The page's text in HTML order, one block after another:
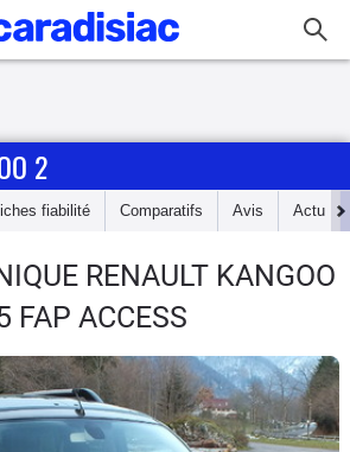
2
fiabilité Comparatifs Avis Actu
RENAULT KANGOO
FAP ACCESS